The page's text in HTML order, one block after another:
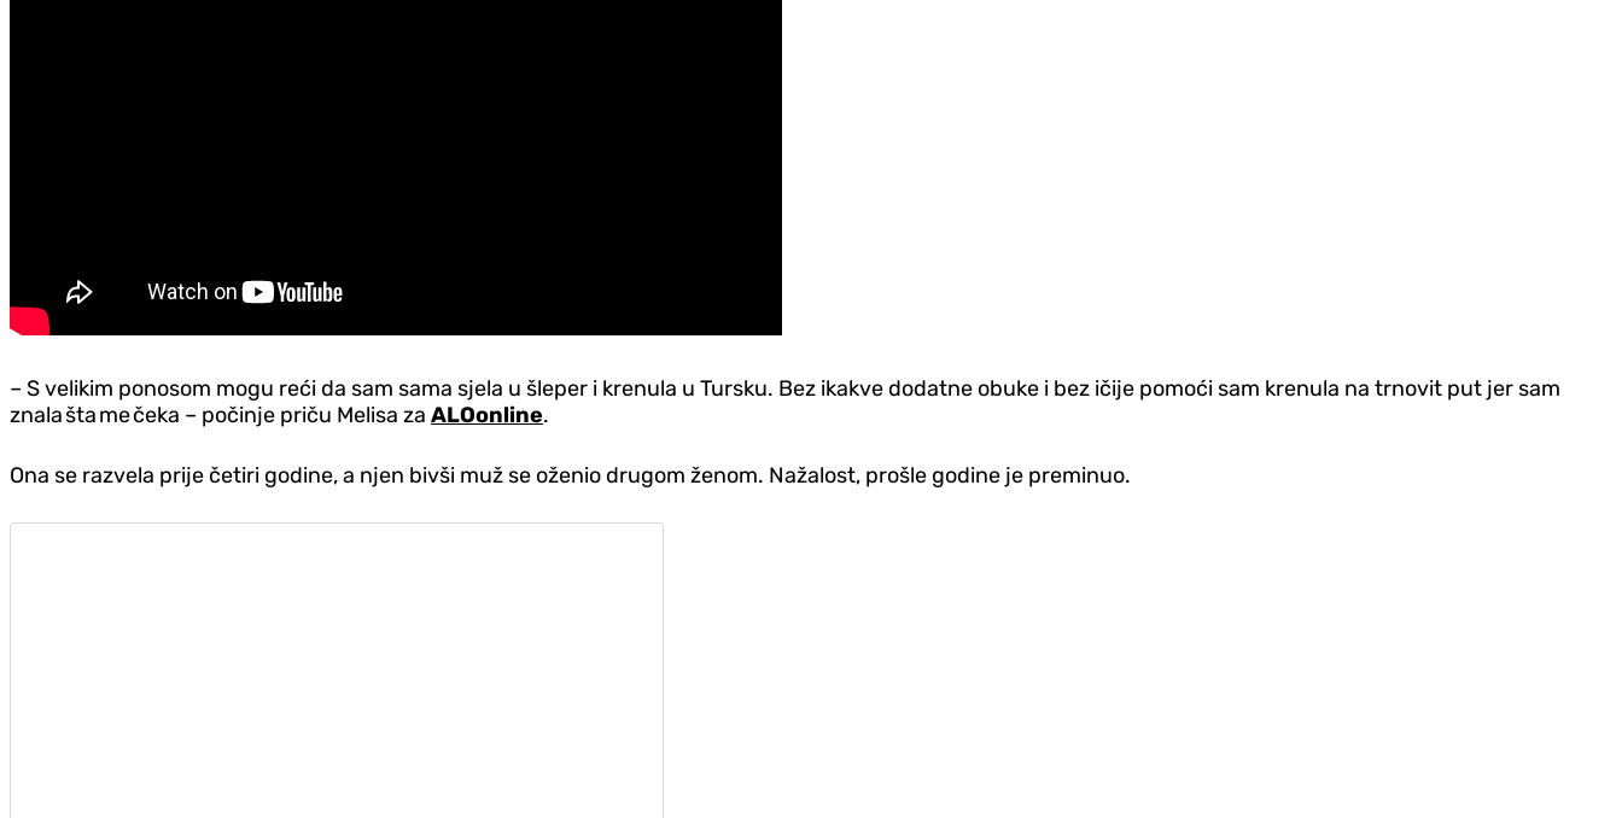
– S velikim ponosom mogu reći da sam sama sjela u šleper i krenula u Tursku. Bez ikakve dodatne obuke i bez ičije pomoći sam krenula na trnovit put jer sam
znala šta me čeka – počinje priču Melisa za ALOonline.
Ona se razvela prije četiri godine, a njen bivši muž se oženio drugom ženom. Nažalost, prošle godine je preminuo.